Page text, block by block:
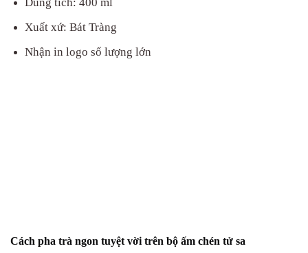
Dung tích: 400 ml
Xuất xứ: Bát Tràng
Nhận in logo số lượng lớn
Cách pha trà ngon tuyệt vời trên bộ ấm chén tử sa